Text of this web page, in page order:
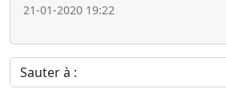
21-01-2020 19:22
Sauter à :